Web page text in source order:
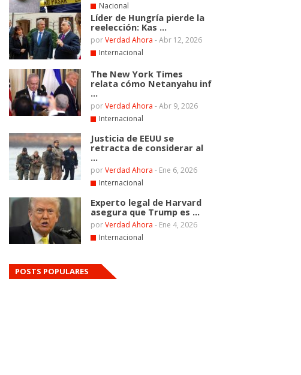
Nacional
Líder de Hungría pierde la
reelección: Kas ...
porVerdad Ahora -Abr 12, 2026
Internacional
The New York Times
relata cómo Netanyahu inf
...
porVerdad Ahora -Abr 9, 2026
Internacional
Justicia de EEUU se
retracta de considerar al
...
porVerdad Ahora - Ene 6, 2026
Internacional
Experto legal de Harvard
asegura que Trump es ...
porVerdad Ahora - Ene 4, 2026
Internacional
POSTS POPULARES